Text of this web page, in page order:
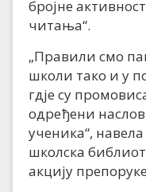
бројне
читања“.
„Правили смо
школи тако и у
гдје су
одређени
ученика“,
школска
акцију